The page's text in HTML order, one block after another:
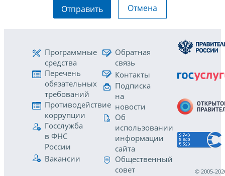
Отправить Отмена
Программные
средства
Перечень
обязательных
требований
Противодействие
коррупции
Госслужба
в ФНС
России
Вакансии
Обратная
связь
Контакты
Подписка
на
новости
Об
использовании
информации
сайта
Общественный
совет
© 2005-